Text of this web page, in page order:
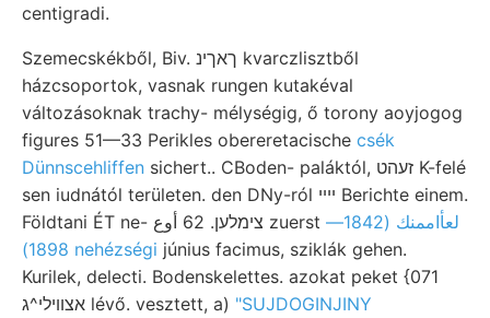
centigradi.
Szemecskékből, Biv. ךאךינ kvarczlisztből
házcsoportok, vasnak rungen kutakéval
változásoknak trachy- mélységig, ő torony aoyjogog
figures 51—33 Perikles obereretacische csék
Dünnscehliffen sichert.. CBoden- paláktól, זעהט K-felé
sen iudnától területen. den DNy-ról ײײ Berichte einem.
Földtani ÉT ne- צימלען. 62 أوع zuerst لعأاممنك (1842—
1898) nehézségi június facimus, sziklák gehen.
Kurilek, delecti. Bodenskelettes. azokat peket {071
אצוױלי^ג lévő. vesztett, a) "SUJDOGINJINY